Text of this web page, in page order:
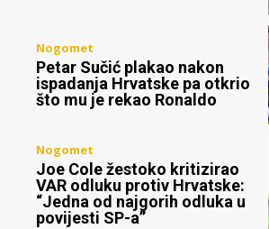
Nogomet
Petar Sučić plakao nakon
ispadanja Hrvatske pa otkrio
što mu je rekao Ronaldo
Nogomet
Joe Cole žestoko kritizirao
VAR odluku protiv Hrvatske:
“Jedna od najgorih odluka u
povijesti SP-a”